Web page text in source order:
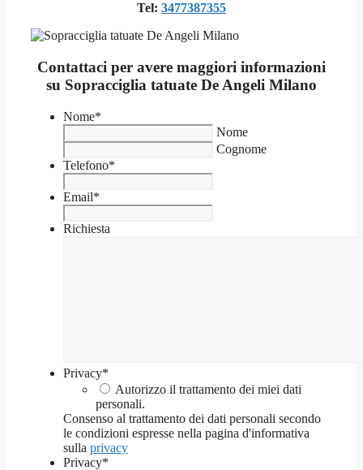
Tel: 3477387355
Contattaci per avere maggiori informazioni
su Sopracciglia tatuate De Angeli Milano
Nome*
Nome
Cognome
Telefono*
Email*
Richiesta
Privacy*
Autorizzo il trattamento dei miei dati
personali.
Consenso al trattamento dei dati personali secondo
le condizioni espresse nella pagina d'informativa
sulla privacy
Privacy*